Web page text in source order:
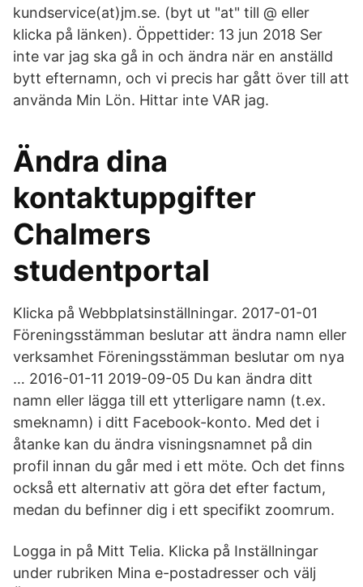
kundservice(at)jm.se. (byt ut "at" till @ eller
klicka på länken). Öppettider: 13 jun 2018 Ser
inte var jag ska gå in och ändra när en anställd
bytt efternamn, och vi precis har gått över till att
använda Min Lön. Hittar inte VAR jag.
Ändra dina
kontaktuppgifter
Chalmers
studentportal
Klicka på Webbplatsinställningar. 2017-01-01
Föreningsstämman beslutar att ändra namn eller
verksamhet Föreningsstämman beslutar om nya
… 2016-01-11 2019-09-05 Du kan ändra ditt
namn eller lägga till ett ytterligare namn (t.ex.
smeknamn) i ditt Facebook-konto. Med det i
åtanke kan du ändra visningsnamnet på din
profil innan du går med i ett möte. Och det finns
också ett alternativ att göra det efter factum,
medan du befinner dig i ett specifikt zoomrum.
Logga in på Mitt Telia. Klicka på Inställningar
under rubriken Mina e-postadresser och välj